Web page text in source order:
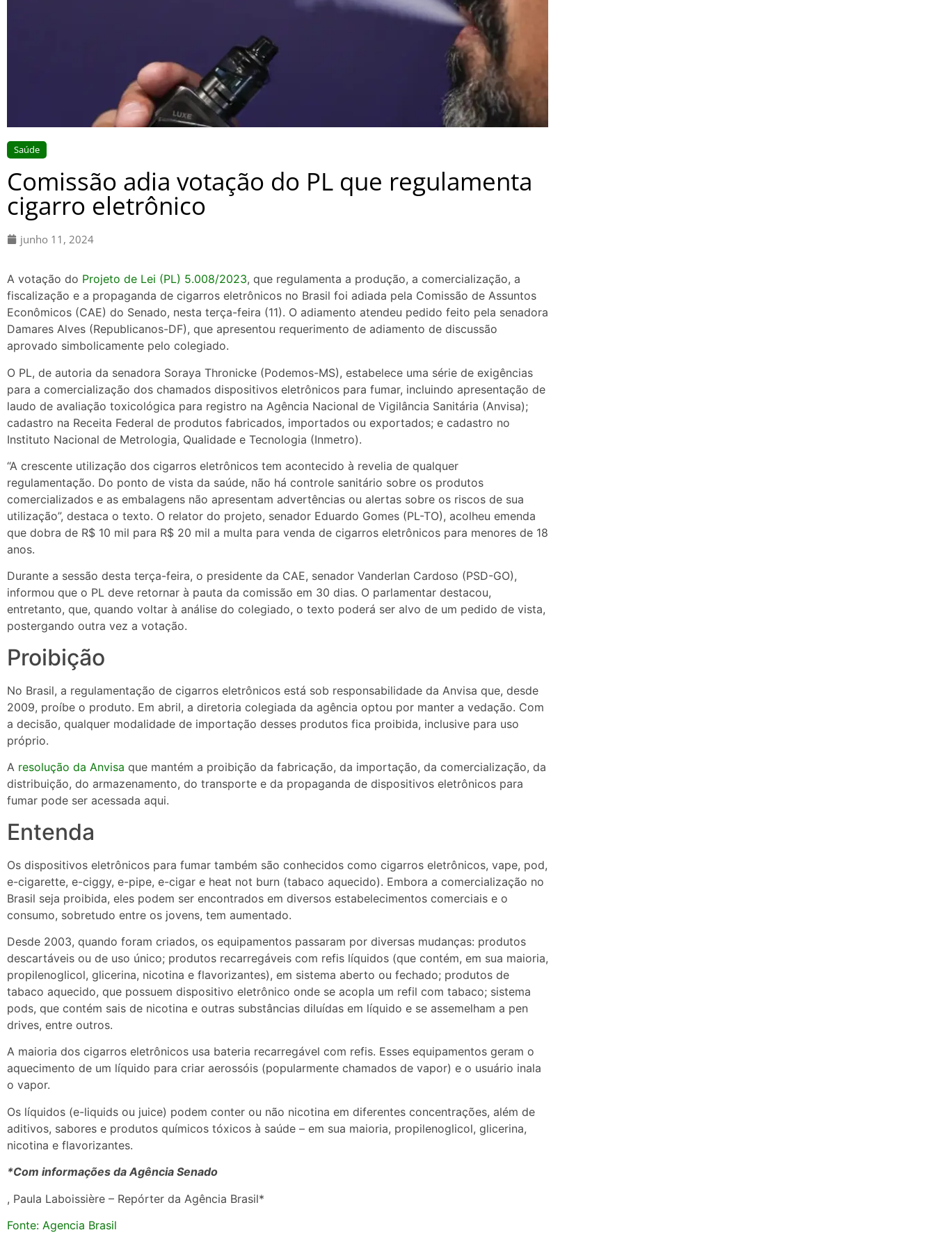
Saúde
Comissão adia votação do PL que regulamenta
cigarro eletrônico
junho 11, 2024
A votação do Projeto de Lei (PL) 5.008/2023, que regulamenta a produção, a comercialização, a
fiscalização e a propaganda de cigarros eletrônicos no Brasil foi adiada pela Comissão de Assuntos
Econômicos (CAE) do Senado, nesta terça-feira (11). O adiamento atendeu pedido feito pela senadora
Damares Alves (Republicanos-DF), que apresentou requerimento de adiamento de discussão
aprovado simbolicamente pelo colegiado.
O PL, de autoria da senadora Soraya Thronicke (Podemos-MS), estabelece uma série de exigências
para a comercialização dos chamados dispositivos eletrônicos para fumar, incluindo apresentação de
laudo de avaliação toxicológica para registro na Agência Nacional de Vigilância Sanitária (Anvisa);
cadastro na Receita Federal de produtos fabricados, importados ou exportados; e cadastro no
Instituto Nacional de Metrologia, Qualidade e Tecnologia (Inmetro).
“A crescente utilização dos cigarros eletrônicos tem acontecido à revelia de qualquer
regulamentação. Do ponto de vista da saúde, não há controle sanitário sobre os produtos
comercializados e as embalagens não apresentam advertências ou alertas sobre os riscos de sua
utilização”, destaca o texto. O relator do projeto, senador Eduardo Gomes (PL-TO), acolheu emenda
que dobra de R$ 10 mil para R$ 20 mil a multa para venda de cigarros eletrônicos para menores de 18
anos.
Durante a sessão desta terça-feira, o presidente da CAE, senador Vanderlan Cardoso (PSD-GO),
informou que o PL deve retornar à pauta da comissão em 30 dias. O parlamentar destacou,
entretanto, que, quando voltar à análise do colegiado, o texto poderá ser alvo de um pedido de vista,
postergando outra vez a votação.
Proibição
No Brasil, a regulamentação de cigarros eletrônicos está sob responsabilidade da Anvisa que, desde
2009, proíbe o produto. Em abril, a diretoria colegiada da agência optou por manter a vedação. Com
a decisão, qualquer modalidade de importação desses produtos fica proibida, inclusive para uso
próprio.
A resolução da Anvisa que mantém a proibição da fabricação, da importação, da comercialização, da
distribuição, do armazenamento, do transporte e da propaganda de dispositivos eletrônicos para
fumar pode ser acessada aqui.
Entenda
Os dispositivos eletrônicos para fumar também são conhecidos como cigarros eletrônicos, vape, pod,
e-cigarette, e-ciggy, e-pipe, e-cigar e heat not burn (tabaco aquecido). Embora a comercialização no
Brasil seja proibida, eles podem ser encontrados em diversos estabelecimentos comerciais e o
consumo, sobretudo entre os jovens, tem aumentado.
Desde 2003, quando foram criados, os equipamentos passaram por diversas mudanças: produtos
descartáveis ou de uso único; produtos recarregáveis com refis líquidos (que contém, em sua maioria,
propilenoglicol, glicerina, nicotina e flavorizantes), em sistema aberto ou fechado; produtos de
tabaco aquecido, que possuem dispositivo eletrônico onde se acopla um refil com tabaco; sistema
pods, que contém sais de nicotina e outras substâncias diluídas em líquido e se assemelham a pen
drives, entre outros.
A maioria dos cigarros eletrônicos usa bateria recarregável com refis. Esses equipamentos geram o
aquecimento de um líquido para criar aerossóis (popularmente chamados de vapor) e o usuário inala
o vapor.
Os líquidos (e-liquids ou juice) podem conter ou não nicotina em diferentes concentrações, além de
aditivos, sabores e produtos químicos tóxicos à saúde – em sua maioria, propilenoglicol, glicerina,
nicotina e flavorizantes.
*Com informações da Agência Senado
, Paula Laboissière – Repórter da Agência Brasil*
Fonte: Agencia Brasil